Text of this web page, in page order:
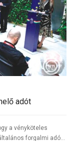
adót
a vényköteles
forgalmi adó...